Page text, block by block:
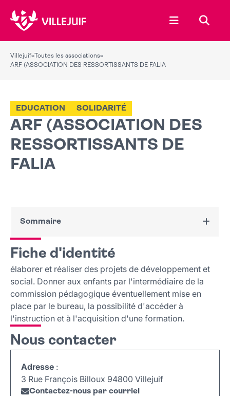
Ouvrir le
Villejuif» Toutes les associations»
ARF (ASSOCIATION DES RESSORTISSANTS DE FALIA
ARF (ASSOCIATION DES
RESSORTISSANTS DE
FALIA
EDUCATION SOLIDARITÉ
Sommaire
Fiche d'identité
Nous contacter
Fiche d'identité
élaborer et réaliser des projets de développement et
social. Donner aux enfants par l'intermédiaire de la
commission pédagogique éventuellement mise en
place par le bureau, la possibilité d'accéder à
l'instruction et à l'acquisition d'une formation.
Nous contacter
Adresse :
3 Rue François Billoux 94800 Villejuif
Contactez-nous par courriel